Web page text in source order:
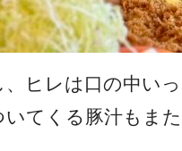
ヒレは口の中い
てくる豚汁もま